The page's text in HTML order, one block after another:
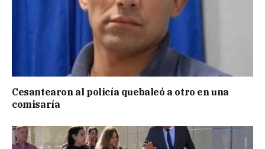
Cesantearon al policía quebaleó a otro en una
comisaría